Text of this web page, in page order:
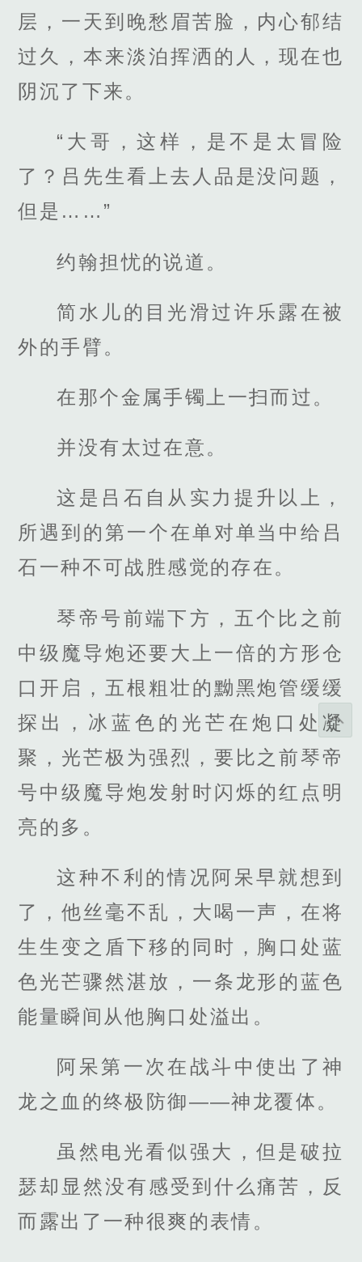
层，一天到晚愁眉苦脸，内心郁结
过久，本来淡泊挥洒的人，现在也
阴沉了下来。
“大哥，这样，是不是太冒险
了？吕先生看上去人品是没问题，
但是……”
约翰担忧的说道。
简水儿的目光滑过许乐露在被
外的手臂。
在那个金属手镯上一扫而过。
并没有太过在意。
这是吕石自从实力提升以上，
所遇到的第一个在单对单当中给吕
石一种不可战胜感觉的存在。
琴帝号前端下方，五个比之前
中级魔导炮还要大上一倍的方形仓
口开启，五根粗壮的黝黑炮管缓缓
探出，冰蓝色的光芒在炮口处凝
聚，光芒极为强烈，要比之前琴帝
号中级魔导炮发射时闪烁的红点明
亮的多。
这种不利的情况阿呆早就想到
了，他丝毫不乱，大喝一声，在将
生生变之盾下移的同时，胸口处蓝
色光芒骤然湛放，一条龙形的蓝色
能量瞬间从他胸口处溢出。
阿呆第一次在战斗中使出了神
龙之血的终极防御——神龙覆体。
虽然电光看似强大，但是破拉
瑟却显然没有感受到什么痛苦，反
而露出了一种很爽的表情。